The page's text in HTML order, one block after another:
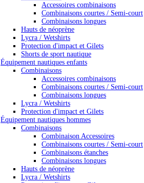
Accessoires combinaisons
Combinaisons courtes / Semi-court
Combinaisons longues
Hauts de néoprène
Lycra / Wetshirts
Protection d'impact et Gilets
Shorts de sport nautique
Équipement nautiques enfants
Combinaisons
Accessoires combinaisons
Combinaisons courtes / Semi-court
Combinaisons longues
Lycra / Wetshirts
Protection d'impact et Gilets
Équipement nautiques hommes
Combinaisons
Combinaison Accessoires
Combinaisons courtes / Semi-court
Combinaisons étanches
Combinaisons longues
Hauts de néoprène
Lycra / Wetshirts